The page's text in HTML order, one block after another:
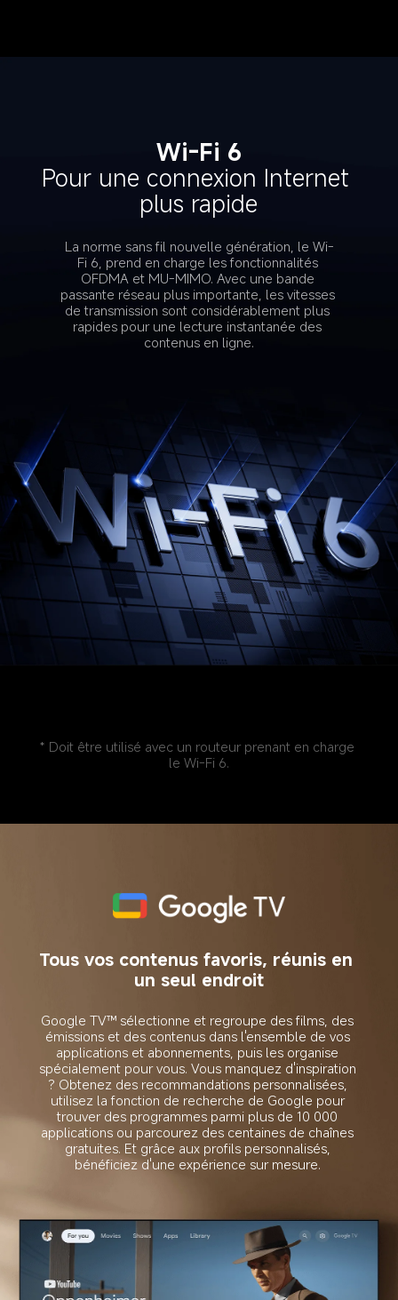
Wi-Fi 6
Pour une connexion Internet
plus rapide
La norme sans fil nouvelle génération, le Wi-
Fi 6, prend en charge les fonctionnalités
OFDMA et MU-MIMO. Avec une bande
passante réseau plus importante, les vitesses
de transmission sont considérablement plus
rapides pour une lecture instantanée des
contenus en ligne.
* Doit être utilisé avec un routeur prenant en charge
le Wi-Fi 6.
Tous vos contenus favoris, réunis en
un seul endroit
Google TV™ sélectionne et regroupe des films, des
émissions et des contenus dans l'ensemble de vos
applications et abonnements, puis les organise
spécialement pour vous. Vous manquez d'inspiration
? Obtenez des recommandations personnalisées,
utilisez la fonction de recherche de Google pour
trouver des programmes parmi plus de 10 000
applications ou parcourez des centaines de chaînes
gratuites. Et grâce aux profils personnalisés,
bénéficiez d'une expérience sur mesure.